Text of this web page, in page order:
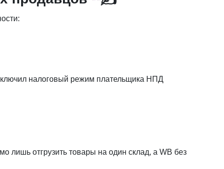
налоговый режим плательщика НПД
лишь отгрузить товары на один склад, а WB без